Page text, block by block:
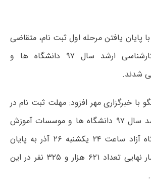
هزار نفر با پایان یافتن مرحله اول ثبت نام، متقاضی
شرکت در آزمون کارشناسی ارشد سال ۹۷ دانشگاه ها و
شدند.
با خبرگزاری مهر افزود: مهلت ثبت نام در
آزمون کارشناسی ارشد سال ۹۷ دانشگاه ها و موسسات آموزش
عالی از جمله دانشگاه آزاد ساعت ۲۴ یکشنبه ۲۶ آذر به پایان
رسید و بر اساس آمار نهایی تعداد ۶۲۱ هزار و ۳۲۵ نفر در این